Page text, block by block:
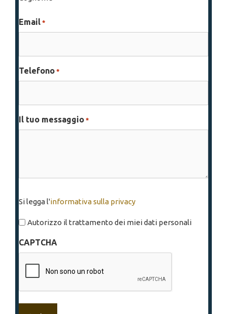
Email *
Telefono *
Il tuo messaggio *
legga
l'informativa
privacy
Si legga l'informativa sulla privacy
Autorizzo il trattamento dei miei dati personali
CAPTCHA